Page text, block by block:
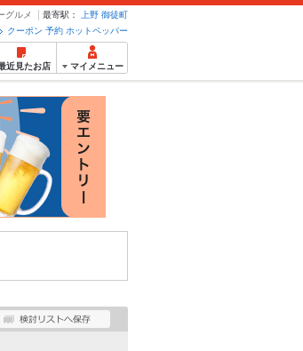
グルメ 最寄駅： 上野 御徒町
クーポン 予約 ホットペッパー
近見たお店 マイメニュー